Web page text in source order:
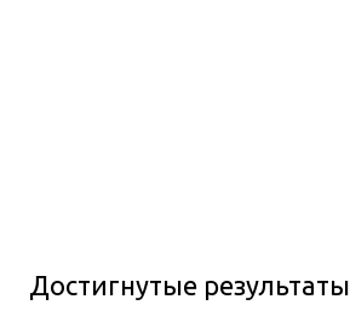
Достигнутые результаты